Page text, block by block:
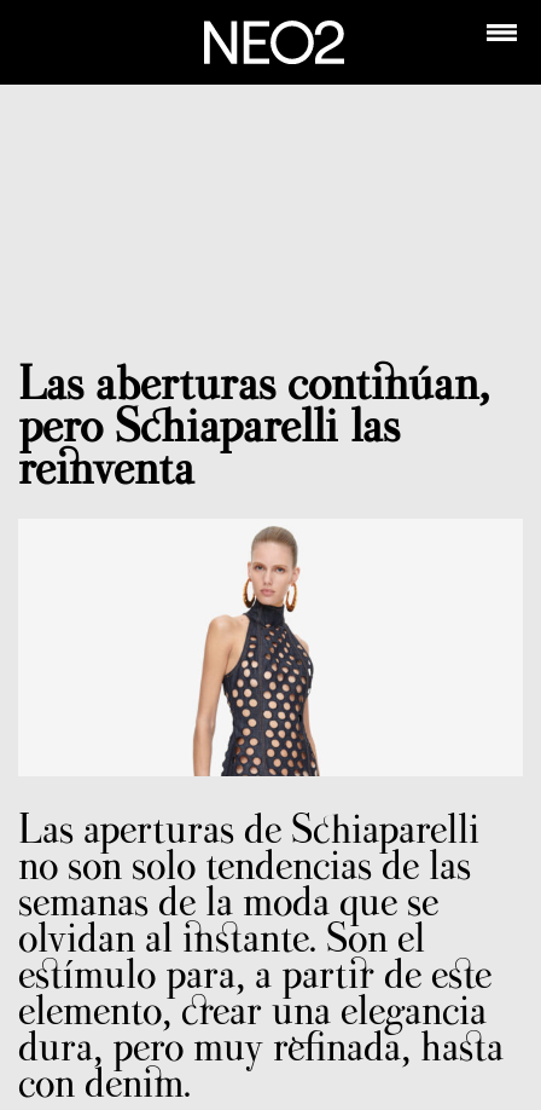
Las aberturas continúan,
pero Schiaparelli las
reinventa
Las aperturas de Schiaparelli
no son solo tendencias de las
semanas de la moda que se
olvidan al instante. Son el
estímulo para, a partir de este
elemento, crear una elegancia
dura, pero muy refinada, hasta
con denim.